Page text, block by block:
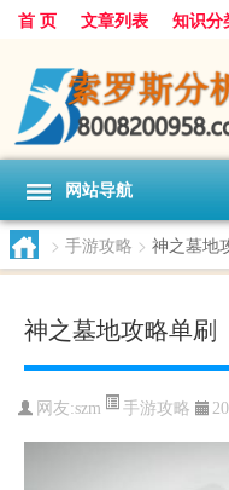
首 页 文章列表 知识分
网站导航
> 手游攻略 > 神之墓地
神之墓地攻略单刷
网友:szm 手游攻略